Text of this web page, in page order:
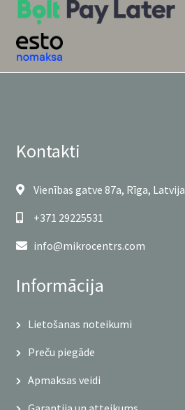
Kontakti
Vienības gatve 87a, Rīga, Latvija
+371 29225531
info@mikrocentrs.com
Informācija
Lietošanas noteikumi
Preču piegāde
Apmaksas veidi